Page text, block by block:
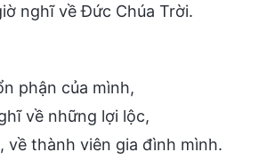
nghĩ về Đức Chúa Trời.
phận của mình,
về những lợi lộc,
về thành viên gia đình mình.